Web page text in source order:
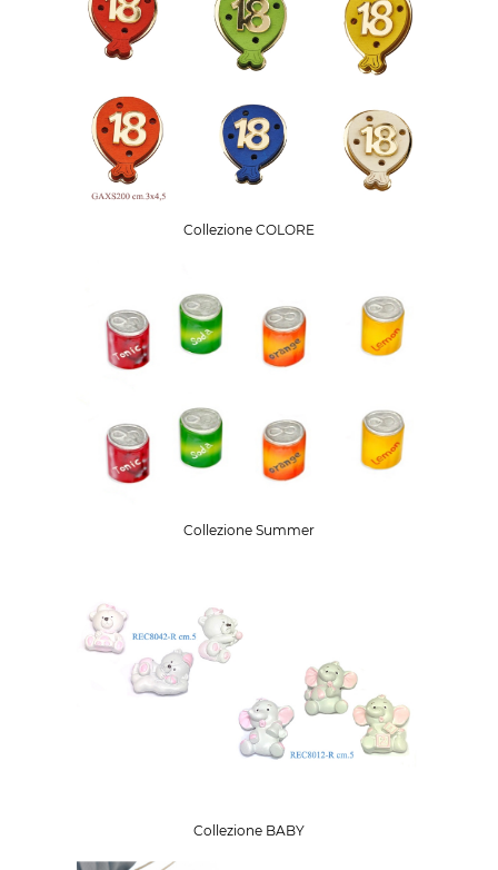
Collezione COLORE
Collezione Summer
Collezione BABY